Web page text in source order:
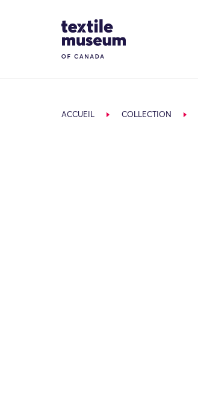
Site Logo
ACCUEIL COLLECTION